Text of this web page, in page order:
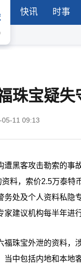
快讯 时事
珠宝疑失
05-11 09:13
遭黑客攻击勒索的事
料，索价2.5万泰特
务处及个人资料私隐
家建议机构每半年进
福珠宝外泄的资料，
当中包括内地和本地